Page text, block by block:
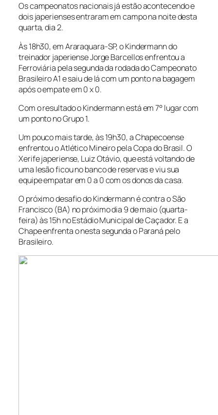
Os campeonatos nacionais já estão acontecendo e
dois japerienses entraram em campo na noite desta
quarta, dia 2.
Às 18h30, em Araraquara-SP, o Kindermann do
treinador japeriense Jorge Barcellos enfrentou a
Ferroviária pela segunda da rodada do Campeonato
Brasileiro A1 e saiu de lá com um ponto na bagagem
após o empate em 0 x 0.
Com o resultado o Kindermann está em 7° lugar com
um ponto no Grupo 1.
Um pouco mais tarde, às 19h30, a Chapecoense
enfrentou o Atlético Mineiro pela Copa do Brasil. O
Xerife japeriense, Luiz Otávio, que está voltando de
uma lesão ficou no banco de reservas e viu sua
equipe empatar em 0 a 0 com os donos da casa.
O próximo desafio do Kindermann é contra o São
Francisco (BA) no próximo dia 9 de maio (quarta-
feira) às 15h no Estádio Municipal de Caçador. E a
Chape enfrenta o nesta segunda o Paraná pelo
Brasileiro.